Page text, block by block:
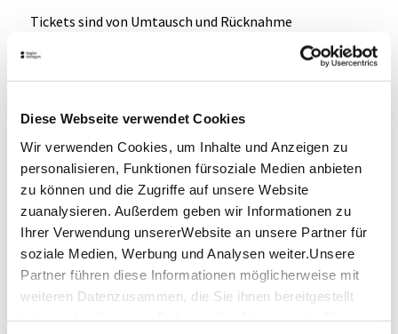
Diese Webseite verwendet Cookies
Wir verwenden Cookies, um Inhalte und Anzeigen zu
personalisieren, Funktionen fürsoziale Medien anbieten
zu können und die Zugriffe auf unsere Website
zuanalysieren. Außerdem geben wir Informationen zu
Ihrer Verwendung unsererWebsite an unsere Partner für
soziale Medien, Werbung und Analysen weiter.Unsere
Partner führen diese Informationen möglicherweise mit
weiteren Datenzusammen, die Sie ihnen bereitgestellt
Tickets sind von Umtausch und Rücknahme
Hinweis an die Teilnehmer
Treff- und Endpunkt
Vor dem Restaurant Satz 3, im Dietbach, Stuttgart-
Luginsland. Mit öffentlichen Verkehrsmitteln Bus 60
erreichbar, 10 Minuten Fussweg. Bitte kommt 15 Minuten
vor Start.
Hinweis
Während der Veranstaltung können Foto- und
Videoaufnahmen von der Veranstaltung für
Veröffentlichungen gemacht werden.
Mit der Teilnahme an der Veranstaltung erklären Sie sich